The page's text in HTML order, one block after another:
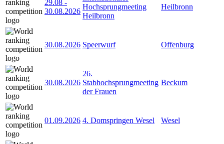
29.08 -
30.08.2026
Hochsprungmeeting
Heilbronn
Heilbronn
30.08.2026 Speerwurf Offenburg
30.08.2026
26.
Stabhochsprungmeeting
der Frauen
Beckum
01.09.2026 4. Domspringen Wesel Wesel